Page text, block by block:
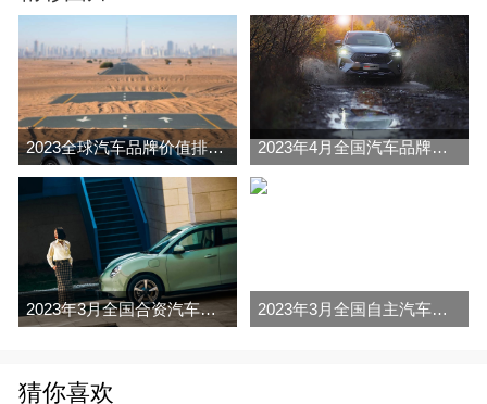
2023全球汽车品牌价值排行榜（Brand Finance 2023年4月全国汽车品牌销量排行榜完整版
2023年3月全国合资汽车品牌销量排行榜完整版 2023年3月全国自主汽车品牌销量排行榜完整版
猜你喜欢